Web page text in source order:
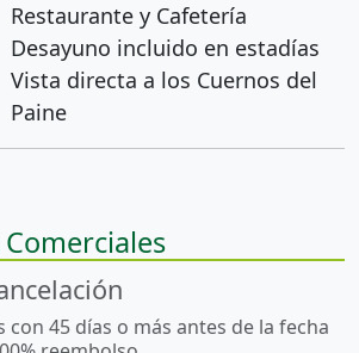
Restaurante y Cafetería
Desayuno incluido en estadías
Vista directa a los Cuernos del
Paine
con 45 días o más antes de la fecha